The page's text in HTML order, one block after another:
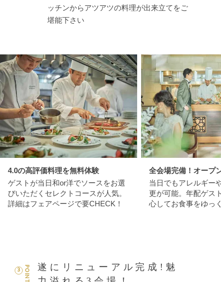
ッチンからアツアツの料理が出来立てをご
堪能下さい
4.0の高評価料理を無料体験
ゲストが当日和or洋でソースをお選
びいただくセレクトコースが人気。
詳細はフェアページで要CHECK！
全会場完備！オープ
当日でもアレルギー
更が可能。年配ゲス
心してお食事をゆっ
POINT
3
遂にリニューアル完成!魅